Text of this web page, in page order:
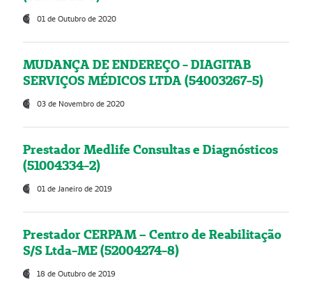
01 de Outubro de 2020
MUDANÇA DE ENDEREÇO - DIAGITAB
SERVIÇOS MÉDICOS LTDA (54003267-5)
03 de Novembro de 2020
Prestador Medlife Consultas e Diagnósticos
(51004334-2)
01 de Janeiro de 2019
Prestador CERPAM – Centro de Reabilitação
S/S Ltda-ME (52004274-8)
18 de Outubro de 2019